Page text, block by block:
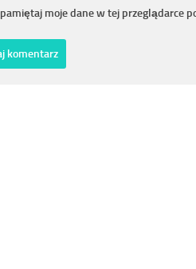
moje dane w tej przeglądarce